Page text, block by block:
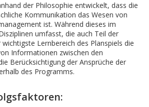
der Philosophie entwickelt, dass die
Kommunikation das Wesen von
ist. Während dieses im
umfasst, die auch Teil der
Lernbereich des Planspiels die
Informationen zwischen den
Berücksichtigung der Ansprüche der
des Programms.